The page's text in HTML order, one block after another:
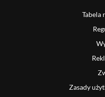
Tabela
Zasady